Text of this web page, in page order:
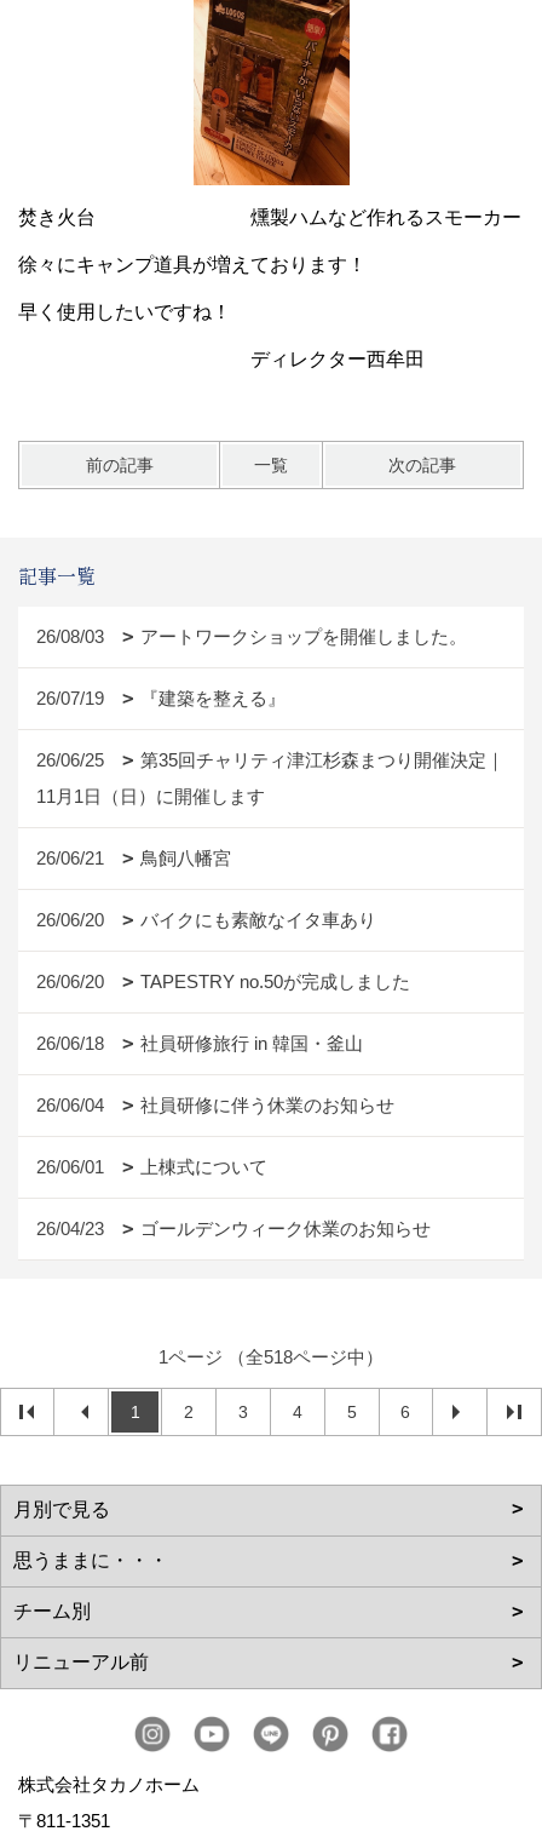
焚き火台 燻製ハムなど作れるスモーカー
徐々にキャンプ道具が増えております！
早く使用したいですね！
ディレクター西牟田
前の記事 一覧 次の記事
記事一覧
26/08/03 アートワークショップを開催しました。
26/07/19 『建築を整える』
26/06/25
第35回チャリティ津江杉森まつり開催決定｜
11月1日（日）に開催します
26/06/21 鳥飼八幡宮
26/06/20 バイクにも素敵なイタ車あり
26/06/20 TAPESTRY no.50が完成しました
26/06/18 社員研修旅行 in 韓国・釜山
26/06/04 社員研修に伴う休業のお知らせ
26/06/01 上棟式について
26/04/23 ゴールデンウィーク休業のお知らせ
1ページ （全518ページ中）
1 2 3 4 5 6
株式会社タカノホーム
〒811-1351